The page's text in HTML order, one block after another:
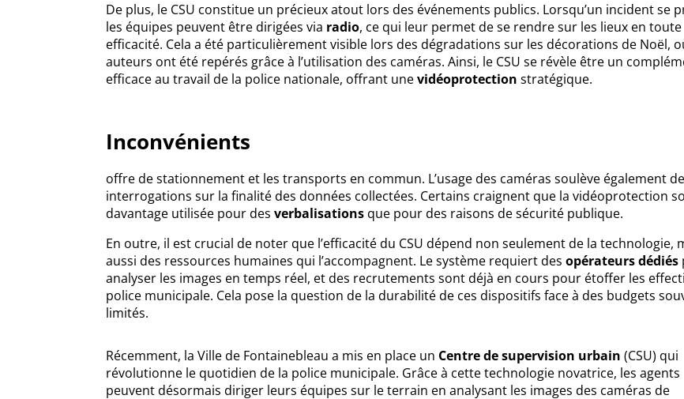
De plus, le CSU constitue un précieux atout lors des événements publics. Lorsqu’un incident se
les équipes peuvent être dirigées via radio, ce qui leur permet de se rendre sur les lieux en toute
efficacité. Cela a été particulièrement visible lors des dégradations sur les décorations de Noël,
auteurs ont été repérés grâce à l’utilisation des caméras. Ainsi, le CSU se révèle être un
efficace au travail de la police nationale, offrant unevidéoprotection stratégique.
Inconvénients
offre de stationnement et les transports en commun. L’usage des caméras soulève également
interrogations sur la finalité des données collectées. Certains craignent que la vidéoprotection
davantage utilisée pour desverbalisations que pour des raisons de sécurité publique.
En outre, il est crucial de noter que l’efficacité du CSU dépend non seulement de la technologie,
aussi des ressources humaines qui l’accompagnent. Le système requiert desopérateurs dédiés
analyser les images en temps réel, et des recrutements sont déjà en cours pour étoffer les
police municipale. Cela pose la question de la durabilité de ces dispositifs face à des budgets
limités.
Récemment, la Ville de Fontainebleau a mis en place un Centre de supervision urbain (CSU) qui
révolutionne le quotidien de la police municipale. Grâce à cette technologie novatrice, les agents
peuvent désormais diriger leurs équipes sur le terrain en analysant les images des caméras de